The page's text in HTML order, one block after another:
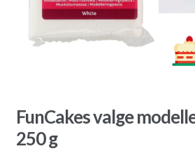
FunCakes valge
250 g